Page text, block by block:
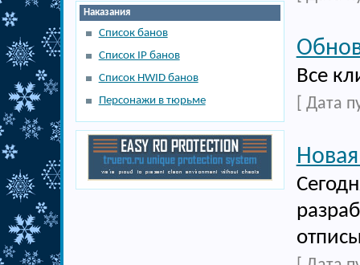
Наказания
Список банов
Список IP банов
Список HWID банов
Персонажи в тюрьме
Все
[ Дата